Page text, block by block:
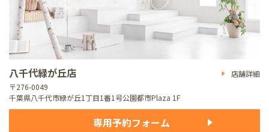
八千代緑が丘店
店舗詳細
〒276-0049
千葉県八千代市緑が丘1丁目1番1号公園都市Plaza 1F
専用予約フォーム